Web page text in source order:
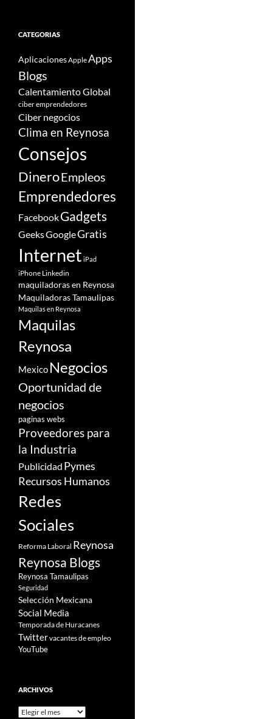
CATEGORIAS
Aplicaciones AppleApps
Blogs
Calentamiento Global
ciber emprendedores
Ciber negocios
Clima en Reynosa
Consejos
DineroEmpleos
Emprendedores
FacebookGadgets
GeeksGoogleGratis
Internet iPad
iPhone Linkedin
maquiladoras en Reynosa
Maquiladoras Tamaulipas
Maquilas en Reynosa
Maquilas
Reynosa
Mexico Negocios
Oportunidad de
negocios
paginas webs
Proveedores para
la Industria
Publicidad Pymes
Recursos Humanos
Redes
Sociales
Reforma Laboral Reynosa
Reynosa Blogs
Reynosa Tamaulipas
Seguridad
Selección Mexicana
Social Media
Temporada de Huracanes
Twittervacantes de empleo
YouTube
ARCHIVOS
Archivos